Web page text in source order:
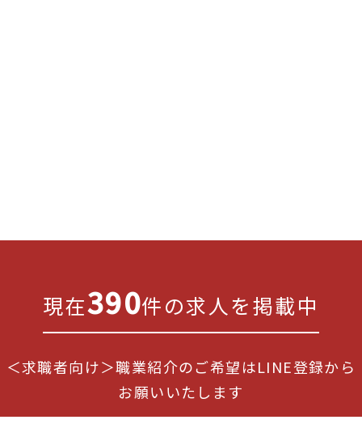
現在390件の求人を掲載中
＜求職者向け＞職業紹介のご希望はLINE登録から
お願いいたします